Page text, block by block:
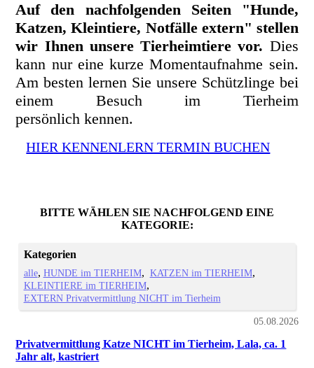
Auf den nachfolgenden Seiten "Hunde,
Katzen, Kleintiere, Notfälle extern" stellen
wir Ihnen unsere Tierheimtiere vor. Dies
kann nur eine kurze Momentaufnahme sein.
Am besten lernen Sie unsere Schützlinge bei
einem Besuch im Tierheim
persönlich kennen.
HIER KENNENLERN TERMIN BUCHEN
BITTE WÄHLEN SIE NACHFOLGEND EINE
KATEGORIE:
Kategorien
alle HUNDE im TIERHEIM
KATZEN im TIERHEIM
KLEINTIERE im TIERHEIM
EXTERN Privatvermittlung NICHT im Tierheim
05.08.2026
Privatvermittlung Katze NICHT im Tierheim, Lala, ca. 1
Jahr alt, kastriert